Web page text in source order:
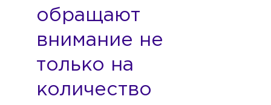
обращают
внимание не
только на
количество